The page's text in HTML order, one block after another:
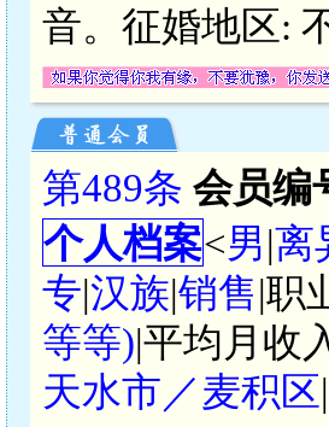
音。征婚地区:
第489条 会员编
个人档案<男|离
专|汉族|销售|职
等等)|平均月收
天水市／麦积区